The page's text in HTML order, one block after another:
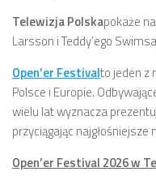
Telewizja Polskapokaże
Larsson i Teddy’ego
Open’er Festivalto jeden z
Polsce i Europie.
wielu lat wyznacza
przyciągając
Open’er Festival 2026 w